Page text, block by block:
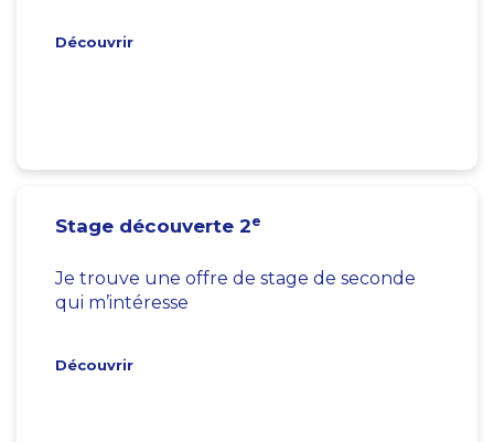
Découvrir
Stage découverte 2e
Je trouve une offre de stage de seconde
qui m’intéresse
Découvrir